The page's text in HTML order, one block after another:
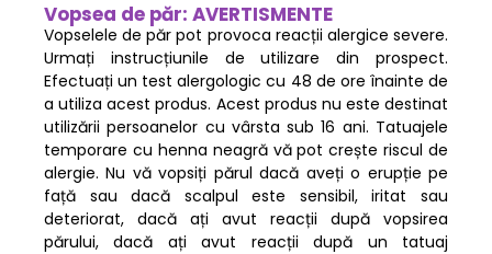
Vopsea de păr: AVERTISMENTE
Vopselele de păr pot provoca reacții alergice severe.
Urmați instrucțiunile de utilizare din prospect.
Efectuați un test alergologic cu 48 de ore înainte de
a utiliza acest produs. Acest produs nu este destinat
utilizării persoanelor cu vârsta sub 16 ani. Tatuajele
temporare cu henna neagră vă pot crește riscul de
alergie. Nu vă vopsiți părul dacă aveți o erupție pe
față sau dacă scalpul este sensibil, iritat sau
deteriorat, dacă ați avut reacții după vopsirea
părului, dacă ați avut reacții după un tatuaj